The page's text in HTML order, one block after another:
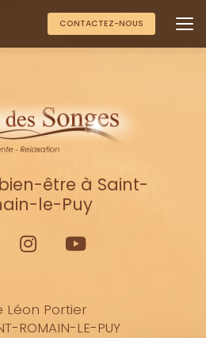
CONTACTEZ-NOUS
être à Saint-
le-Puy
Léon Portier
ROMAIN-LE-PUY